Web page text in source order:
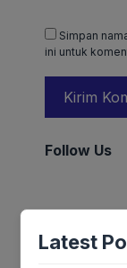
Simpan
ini untuk
Follow Us
Latest